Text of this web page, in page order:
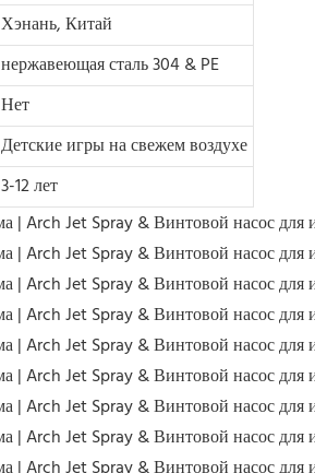
Хэнань, Китай
нержавеющая сталь 304 & PE
Нет
Детские игры на свежем воздухе
3-12 лет